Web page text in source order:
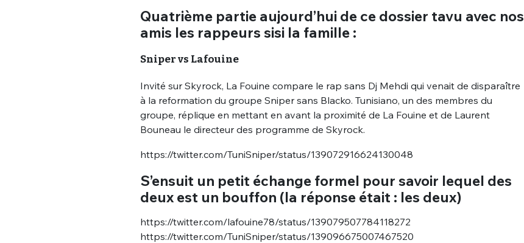
Quatrième partie aujourd’hui de ce dossier tavu avec nos
amis les rappeurs sisi la famille :
Sniper vs Lafouine
Invité sur Skyrock, La Fouine compare le rap sans Dj Mehdi qui venait de disparaître
à la reformation du groupe Sniper sans Blacko. Tunisiano, un des membres du
groupe, réplique en mettant en avant la proximité de La Fouine et de Laurent
Bouneau le directeur des programme de Skyrock.
https://twitter.com/TuniSniper/status/139072916624130048
S’ensuit un petit échange formel pour savoir lequel des
deux est un bouffon (la réponse était : les deux)
https://twitter.com/lafouine78/status/139079507784118272
https://twitter.com/TuniSniper/status/139096675007467520